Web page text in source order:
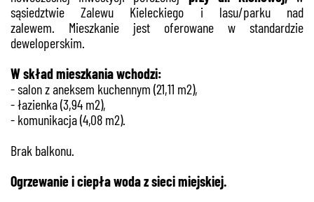
sąsiedztwie Zalewu Kieleckiego i lasu/parku nad
zalewem. Mieszkanie jest oferowane w standardzie
deweloperskim.
W skład mieszkania wchodzi:
- salon z aneksem kuchennym (21,11 m2),
- łazienka (3,94 m2),
- komunikacja (4,08 m2).
Brak balkonu.
Ogrzewanie i ciepła woda z sieci miejskiej.